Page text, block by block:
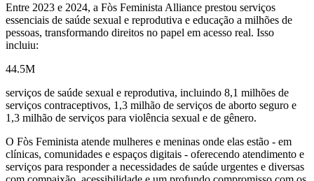
Entre 2023 e 2024, a Fòs Feminista Alliance prestou serviços
essenciais de saúde sexual e reprodutiva e educação a milhões de
pessoas, transformando direitos no papel em acesso real. Isso
incluiu:
44.5M
serviços de saúde sexual e reprodutiva, incluindo 8,1 milhões de
serviços contraceptivos, 1,3 milhão de serviços de aborto seguro e
1,3 milhão de serviços para violência sexual e de gênero.
O Fòs Feminista atende mulheres e meninas onde elas estão - em
clínicas, comunidades e espaços digitais - oferecendo atendimento e
serviços para responder a necessidades de saúde urgentes e diversas